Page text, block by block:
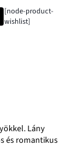
[node-product-
wishlist]
Lány
és romantikus